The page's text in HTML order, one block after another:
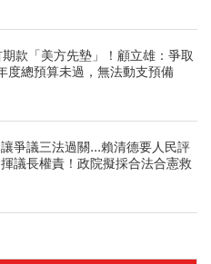
款「美方先墊」！顧立雄：爭取
度總預算未過，無法動支預備
爭議三法過關...賴清德要人民評
議長權責！政院擬採合法合憲救